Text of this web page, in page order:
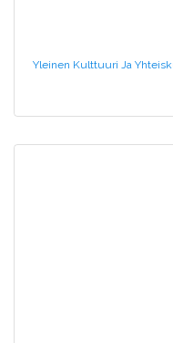
Yleinen Kulttuuri Ja